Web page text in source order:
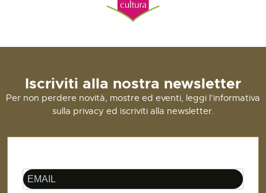
Iscriviti alla nostra newsletter
Per non perdere novità, mostre ed eventi, leggi l’informativa
sulla privacy ed iscriviti alla newsletter.